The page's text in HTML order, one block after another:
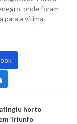
onde foram
para a vítima.
horto
Triunfo